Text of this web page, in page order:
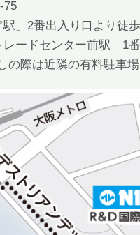
75
」2番出入り口より徒
ードセンター前駅」1
際は近隣の有料駐車場